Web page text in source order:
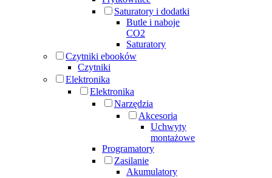
Saturatory i dodatki
Butle i naboje
CO2
Saturatory
Czytniki ebooków
Czytniki
Elektronika
Elektronika
Narzędzia
Akcesoria
Uchwyty
montażowe
Programatory
Zasilanie
Akumulatory